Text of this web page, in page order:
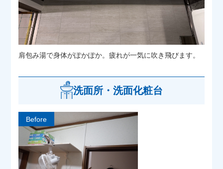
肩包み湯で身体がぽかぽか。疲れが一気に吹き飛びます。
洗面所・洗面化粧台
Before